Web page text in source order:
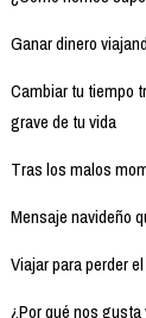
Ganar dinero
Cambiar tu tiempo
grave de tu vida
Tras los malos
Mensaje navideño
Viajar para perder
¿Por qué nos gusta